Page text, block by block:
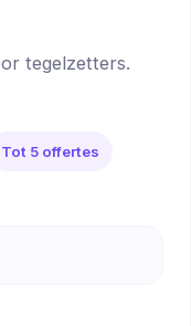
tegelzetters.
Tot 5 offertes